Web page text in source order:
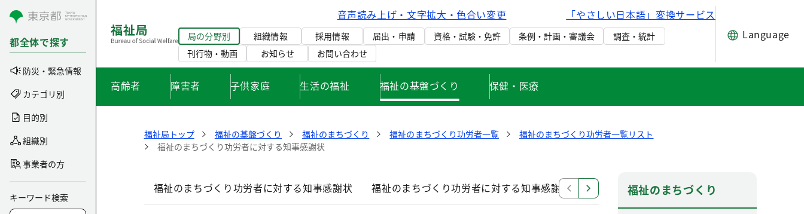
コンテンツにスキップ
都全体で探す
防災・緊急情報
カテゴリ別
目的別
組織別
事業者の方
キーワード検索
音声読み上げ・文字拡大・色合い変更 「やさしい日本語」変換サービス
局の分野別 組織情報 採用情報 届出・申請 資格・試験・免許 条例・計画・審議会
調査・統計
刊行物・動画
お知らせ お問い合わせ
Language
高齢者 障害者 子供家庭 生活の福祉 福祉の基盤づくり 保健・医療
福祉局トップ 福祉の基盤づくり 福祉のまちづくり 福祉のまちづくり功労者一覧
福祉のまちづくり功労者一覧リスト
福祉のまちづくり功労者に対する知事感謝状
福祉のまちづくり功労者に対する知事感謝状 福祉のまちづくり功労者に対する知事感謝状 福祉のまちづくり功労者に対する知事感謝状
福祉のまちづくり